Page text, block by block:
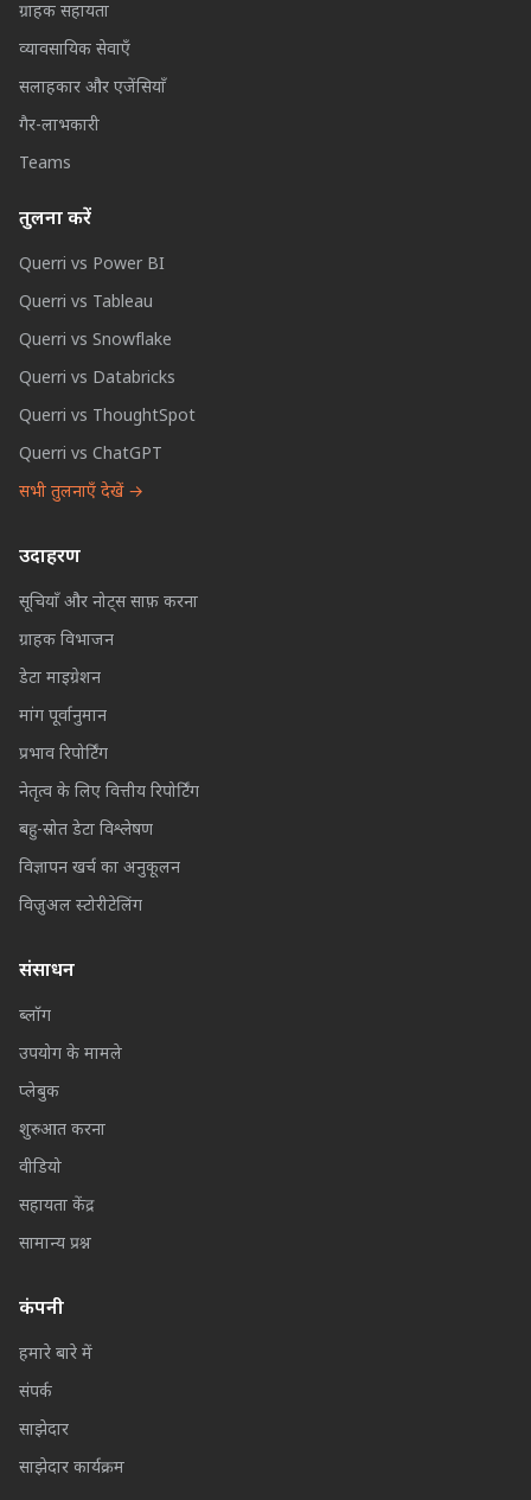
ग्राहक सहायता
व्यावसायिक सेवाएँ
सलाहकार और एजेंसियाँ
गैर-लाभकारी
Teams
तुलना करें
Querri vs Power BI
Querri vs Tableau
Querri vs Snowflake
Querri vs Databricks
Querri vs ThoughtSpot
Querri vs ChatGPT
सभी तुलनाएँ देखें →
उदाहरण
सूचियाँ और नोट्स साफ़ करना
ग्राहक विभाजन
डेटा माइग्रेशन
मांग पूर्वानुमान
प्रभाव रिपोर्टिंग
नेतृत्व के लिए वित्तीय रिपोर्टिंग
बहु-स्रोत डेटा विश्लेषण
विज्ञापन खर्च का अनुकूलन
विज़ुअल स्टोरीटेलिंग
संसाधन
ब्लॉग
उपयोग के मामले
प्लेबुक
शुरुआत करना
वीडियो
सहायता केंद्र
सामान्य प्रश्न
कंपनी
हमारे बारे में
संपर्क
साझेदार
साझेदार कार्यक्रम